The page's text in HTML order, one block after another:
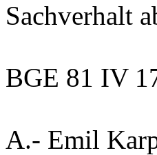
Sachverhalt
BGE 81 IV
A.- Emil